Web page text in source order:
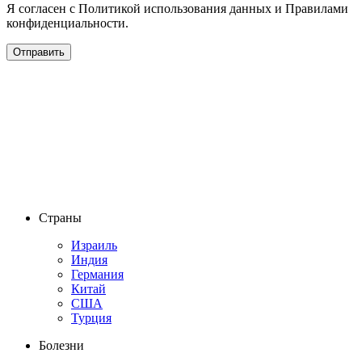
Я согласен с Политикой использования данных и Правилами
конфиденциальности.
Страны
Израиль
Индия
Германия
Китай
США
Турция
Болезни